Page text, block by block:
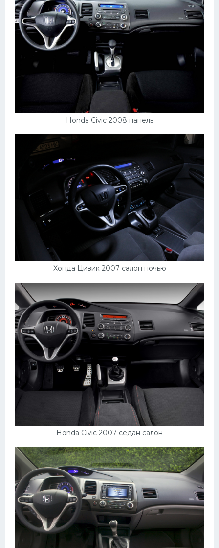
Honda Civic 2008 панель
Хонда Цивик 2007 салон ночью
Honda Civic 2007 седан салон
Додж
Ява
Эмблемы
Спецтехника